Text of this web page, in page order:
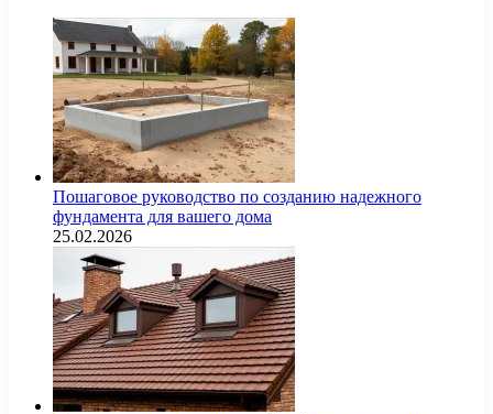
Пошаговое руководство по созданию надежного
фундамента для вашего дома
25.02.2026